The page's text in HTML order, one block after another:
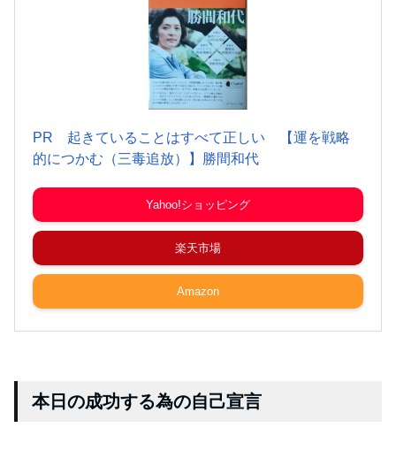
PR 起きていることはすべて正しい 【運を戦略
的につかむ（三毒追放）】勝間和代
Yahoo!ショッピング
楽天市場
Amazon
本日の成功する為の自己宣言